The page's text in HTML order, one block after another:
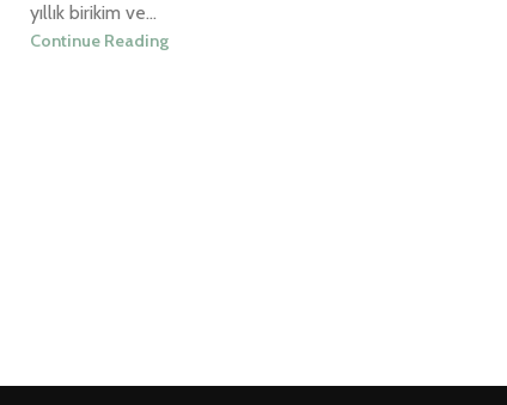
yıllık birikim ve...
Continue Reading